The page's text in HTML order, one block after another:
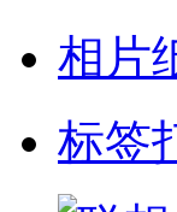
相片
标签